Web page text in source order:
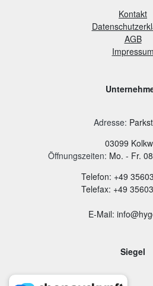
Kontakt
AGB
Impressum
Adresse:
03099
Öffnungszeiten: Mo. - Fr.
Telefon: +49
Telefax: +49
E-Mail:
Siegel